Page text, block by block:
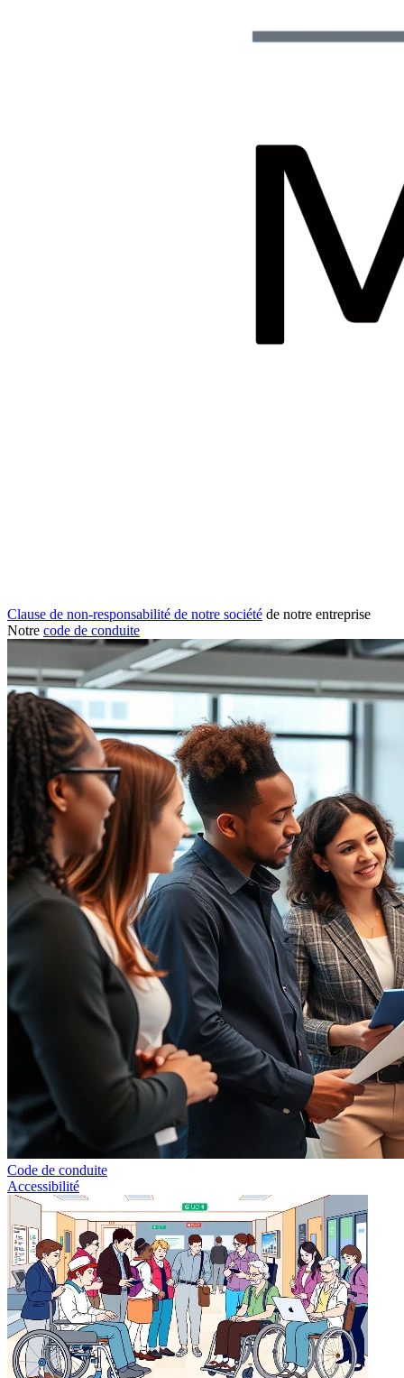
Clause de non-responsabilité de notre société de notre entreprise
Notre code de conduite
Code de conduite
Accessibilité